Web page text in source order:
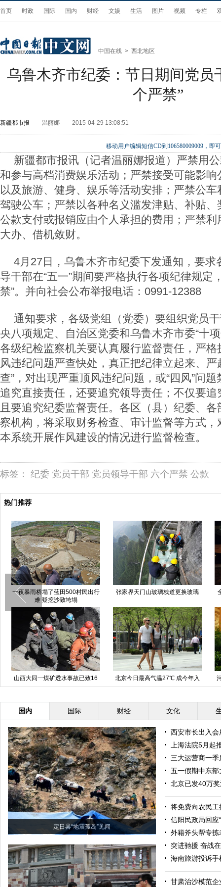
首页 时政 国际 国内 财经 文娱 生活 图片 视频 专栏
中国在线 > 西北地区
乌鲁木齐市纪委：节日期间党员
个严禁”
新疆都市报 温丽娜 2015-04-29 13:08:51
移动用户编辑短信CD到106580009009，即
新疆都市报讯（记者温丽娜报道）严禁用
和参与高档消费娱乐活动；严禁接受可能影
以及旅游、健身、娱乐等活动安排；严禁公
驾驶公车；严禁以各种名义滥发津贴、补贴
公款支付或报销应由个人承担的费用；严禁
大办、借机敛财。
4月27日，乌鲁木齐市纪委下发通知，要求
导干部在“五一”期间要严格执行各项纪律规定
禁”。并向社会公布举报电话：0991-12388
通知要求，各级党组（党委）要组织党员
央八项规定、自治区党委和乌鲁木齐市委“十
各级纪检监察机关要认真履行监督责任，严
风违纪问题严查快处，真正把纪律立起来、严
查”，对出现严重顶风违纪问题，或“四风”问
追究直接责任，还要追究领导责任；不仅要
且要追究纪委监督责任。各区（县）纪委、
察机构，将采取财务检查、审计监督等方式
本系统开展作风建设的情况进行监督检查。
标签： 纪委 党员干部 党员领导干部 六个严禁 公款
热门推荐
一夜暴雨桥塌了蓝田500村民出行
难 疑挖沙致垮塌
张家界天门山玻璃栈道更换玻璃
山西大同一煤矿透水事故已致16
人遇难
北京今日最高气温27℃ 成今年入
春以来最暖一天
国内 国际 财经 文化
定日县“地震孤岛”见闻
西安市长出入
上海法院5月起
三大运营商一
五一假期中东部
北京已发40万
将免费向农民
信阳民政局回应
外籍斧头帮专拣
突进驰援 奋战
海南旅游投诉
甘肃治沙模范